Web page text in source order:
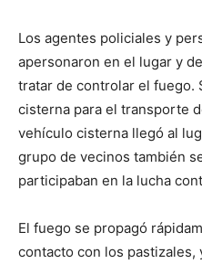
Los agentes policiales y
apersonaron en el lugar y
tratar de controlar el fuego.
cisterna para el transporte
vehículo cisterna llegó al
grupo de vecinos también
participaban en la lucha
El fuego se propagó
contacto con los pastizales,